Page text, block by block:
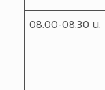
08.00-08.30 น.